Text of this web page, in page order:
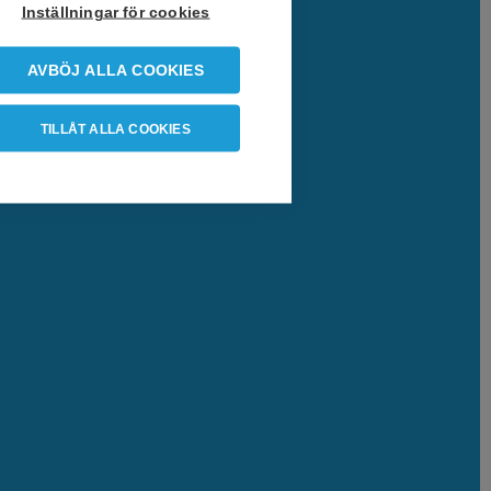
Inställningar för cookies
AVBÖJ ALLA COOKIES
TILLÅT ALLA COOKIES